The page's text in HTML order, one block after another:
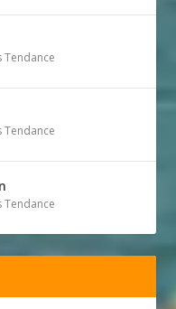
Tendance
Tendance
Tendance